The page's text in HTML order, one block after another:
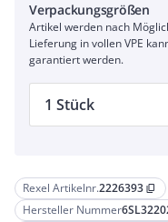
Rexel Artikelnr.2226393 content_copy
Hersteller Nummer
Verpackungsgrößen
Artikel werden nach
Lieferung in vollen VPE
garantiert werden.
1 Stück